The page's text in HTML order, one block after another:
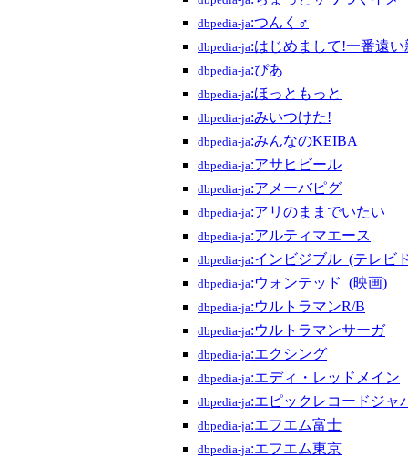
dbpedia-ja:つんく♂
dbpedia-ja:はじめまして!一番遠
dbpedia-ja:ぴあ
dbpedia-ja:ほっともっと
dbpedia-ja:みいつけた!
dbpedia-ja:みんなのKEIBA
dbpedia-ja:アサヒビール
dbpedia-ja:アメーバピグ
dbpedia-ja:アリのままでいたい
dbpedia-ja:アルティマエース
dbpedia-ja:インビジブル_(テレビ
dbpedia-ja:ウォンテッド_(映画)
dbpedia-ja:ウルトラマンR/B
dbpedia-ja:ウルトラマンサーガ
dbpedia-ja:エクシング
dbpedia-ja:エディ・レッドメイン
dbpedia-ja:エピックレコードジャ
dbpedia-ja:エフエム富士
dbpedia-ja:エフエム東京